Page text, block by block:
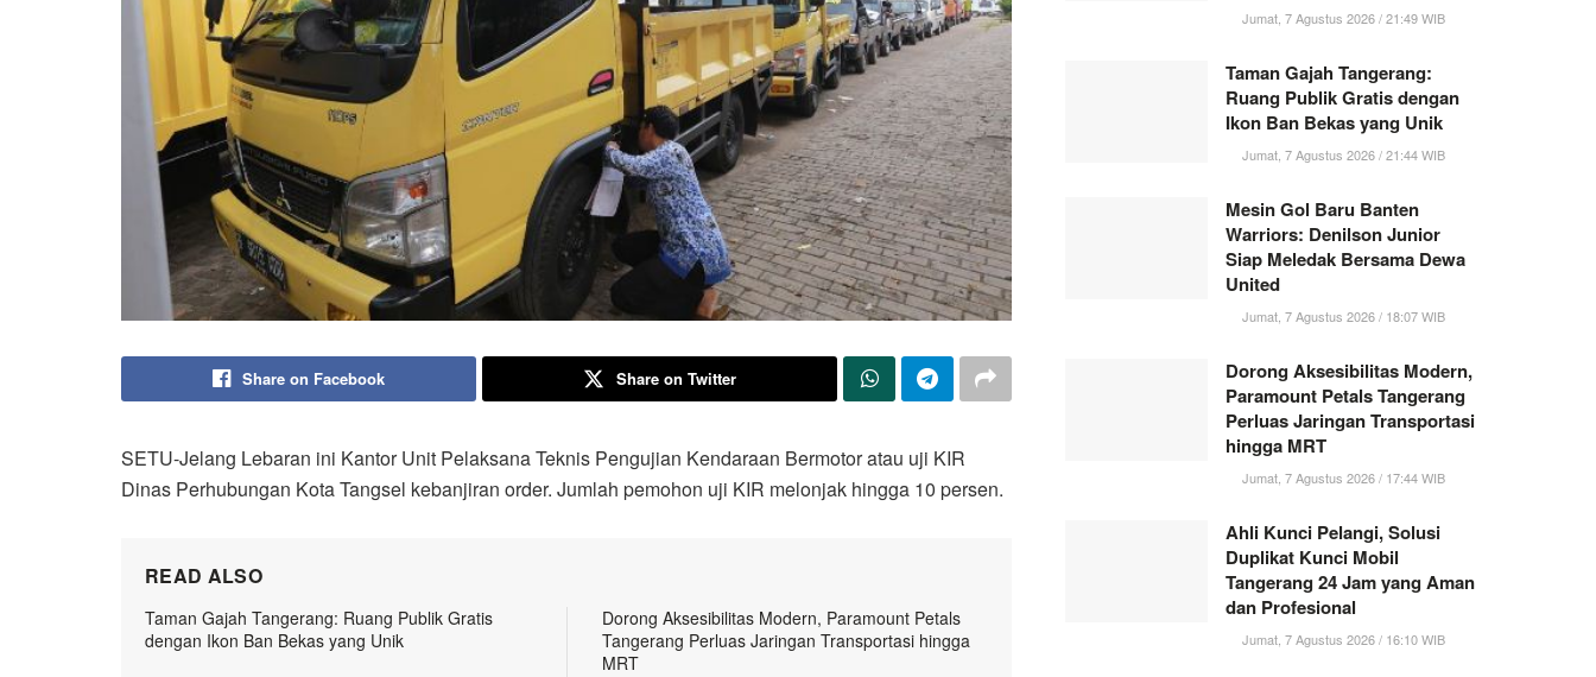
Share on Facebook Share on Twitter
SETU-Jelang Lebaran ini Kantor Unit Pelaksana Teknis Pengujian Kendaraan Bermotor atau uji KIR
Dinas Perhubungan Kota Tangsel kebanjiran order. Jumlah pemohon uji KIR melonjak hingga 10 persen.
READ ALSO
Taman Gajah Tangerang: Ruang Publik Gratis
dengan Ikon Ban Bekas yang Unik
Dorong Aksesibilitas Modern, Paramount Petals
Tangerang Perluas Jaringan Transportasi hingga
MRT
Jumat, 7 Agustus 2026 / 21:49 WIB
Taman Gajah Tangerang:
Ruang Publik Gratis dengan
Ikon Ban Bekas yang Unik
Jumat, 7 Agustus 2026 / 21:44 WIB
Mesin Gol Baru Banten
Warriors: Denilson Junior
Siap Meledak Bersama Dewa
United
Jumat, 7 Agustus 2026 / 18:07 WIB
Dorong Aksesibilitas Modern,
Paramount Petals Tangerang
Perluas Jaringan Transportasi
hingga MRT
Jumat, 7 Agustus 2026 / 17:44 WIB
Ahli Kunci Pelangi, Solusi
Duplikat Kunci Mobil
Tangerang 24 Jam yang Aman
dan Profesional
Jumat, 7 Agustus 2026 / 16:10 WIB